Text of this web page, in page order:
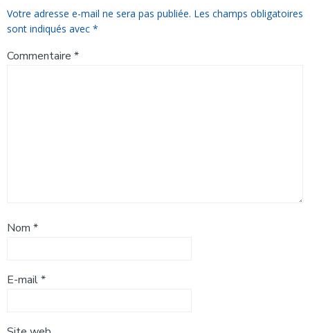
Votre adresse e-mail ne sera pas publiée. Les champs obligatoires
sont indiqués avec *
Commentaire *
Nom *
E-mail*